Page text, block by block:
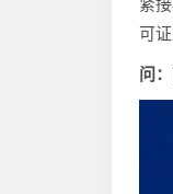
紧
可
问